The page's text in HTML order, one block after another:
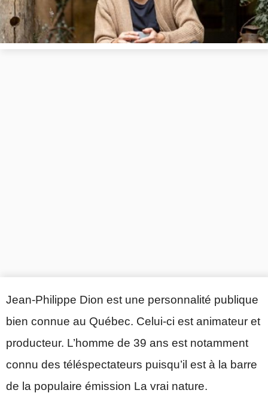
Jean-Philippe Dion est une personnalité publique
bien connue au Québec. Celui-ci est animateur et
producteur. L’homme de 39 ans est notamment
connu des téléspectateurs puisqu’il est à la barre
de la populaire émission La vrai nature.